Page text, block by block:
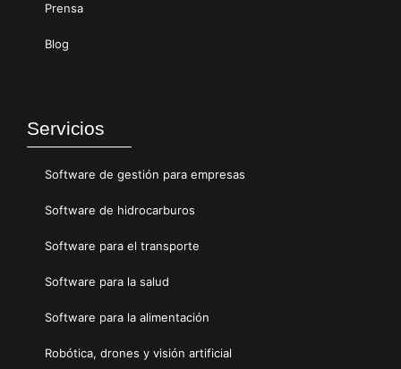
Prensa
Blog
Servicios
Software de gestión para empresas
Software de hidrocarburos
Software para el transporte
Software para la salud
Software para la alimentación
Robótica, drones y visión artificial